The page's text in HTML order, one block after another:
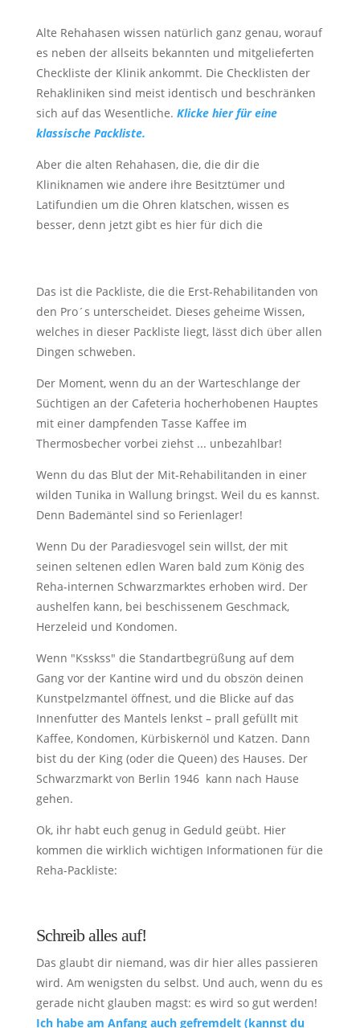
Alte Rehahasen wissen natürlich ganz genau, worauf
es neben der allseits bekannten und mitgelieferten
Checkliste der Klinik ankommt. Die Checklisten der
Rehakliniken sind meist identisch und beschränken
sich auf das Wesentliche. Klicke hier für eine
klassische Packliste.
Aber die alten Rehahasen, die, die dir die
Kliniknamen wie andere ihre Besitztümer und
Latifundien um die Ohren klatschen, wissen es
besser, denn jetzt gibt es hier für dich die
Das ist die Packliste, die die Erst-Rehabilitanden von
den Pro´s unterscheidet. Dieses geheime Wissen,
welches in dieser Packliste liegt, lässt dich über allen
Dingen schweben.
Der Moment, wenn du an der Warteschlange der
Süchtigen an der Cafeteria hocherhobenen Hauptes
mit einer dampfenden Tasse Kaffee im
Thermosbecher vorbei ziehst ... unbezahlbar!
Wenn du das Blut der Mit-Rehabilitanden in einer
wilden Tunika in Wallung bringst. Weil du es kannst.
Denn Bademäntel sind so Ferienlager!
Wenn Du der Paradiesvogel sein willst, der mit
seinen seltenen edlen Waren bald zum König des
Reha-internen Schwarzmarktes erhoben wird. Der
aushelfen kann, bei beschissenem Geschmack,
Herzeleid und Kondomen.
Wenn "Ksskss" die Standartbegrüßung auf dem
Gang vor der Kantine wird und du obszön deinen
Kunstpelzmantel öffnest, und die Blicke auf das
Innenfutter des Mantels lenkst – prall gefüllt mit
Kaffee, Kondomen, Kürbiskernöl und Katzen. Dann
bist du der King (oder die Queen) des Hauses. Der
Schwarzmarkt von Berlin 1946 kann nach Hause
gehen.
Ok, ihr habt euch genug in Geduld geübt. Hier
kommen die wirklich wichtigen Informationen für die
Reha-Packliste:
Schreib alles auf!
Das glaubt dir niemand, was dir hier alles passieren
wird. Am wenigsten du selbst. Und auch, wenn du es
gerade nicht glauben magst: es wird so gut werden!
Ich habe am Anfang auch gefremdelt (kannst du